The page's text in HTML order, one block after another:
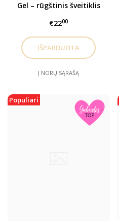
Gel – rūgštinis šveitiklis
rūgštinis
€2200
Į NORŲ SĄRAŠĄ
Populiari